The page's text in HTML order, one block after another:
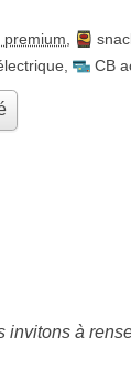
CB
invitons à